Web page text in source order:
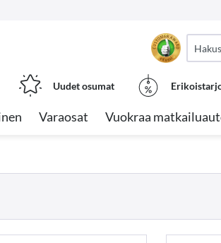
Uudet osumat
Varaosat Vuokraa